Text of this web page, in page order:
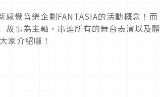
覺音樂企劃FANTASIA的活動概念！而
事為主軸，串連所有的舞台表演以及體
家介紹囉！